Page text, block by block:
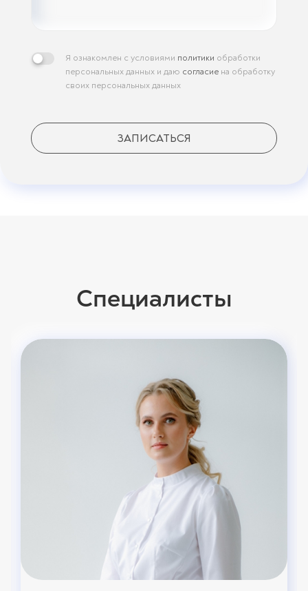
Я ознакомлен с условиями политики обработки
персональных данных и даю согласие на обработку
своих персональных данных
ЗАПИСАТЬСЯ
Специалисты